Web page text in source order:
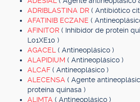
ADRIBLASTINA DR ( Antibiótico
AFATINIB ECZANE (
AFINITOR ( Inhibidor de protein
L01XE10 )
AGACEL ( Antineoplásico )
ALAPIDIUM ( Antineoplásico )
ALCAF ( Antineoplásico )
ALECENSA ( Agente
proteína quinasa )
ALIMTA ( Antineoplásico )